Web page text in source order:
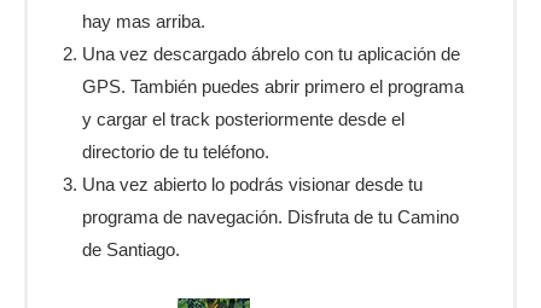
hay mas arriba.
Una vez descargado ábrelo con tu aplicación de
GPS. También puedes abrir primero el programa
y cargar el track posteriormente desde el
directorio de tu teléfono.
Una vez abierto lo podrás visionar desde tu
programa de navegación. Disfruta de tu Camino
de Santiago.